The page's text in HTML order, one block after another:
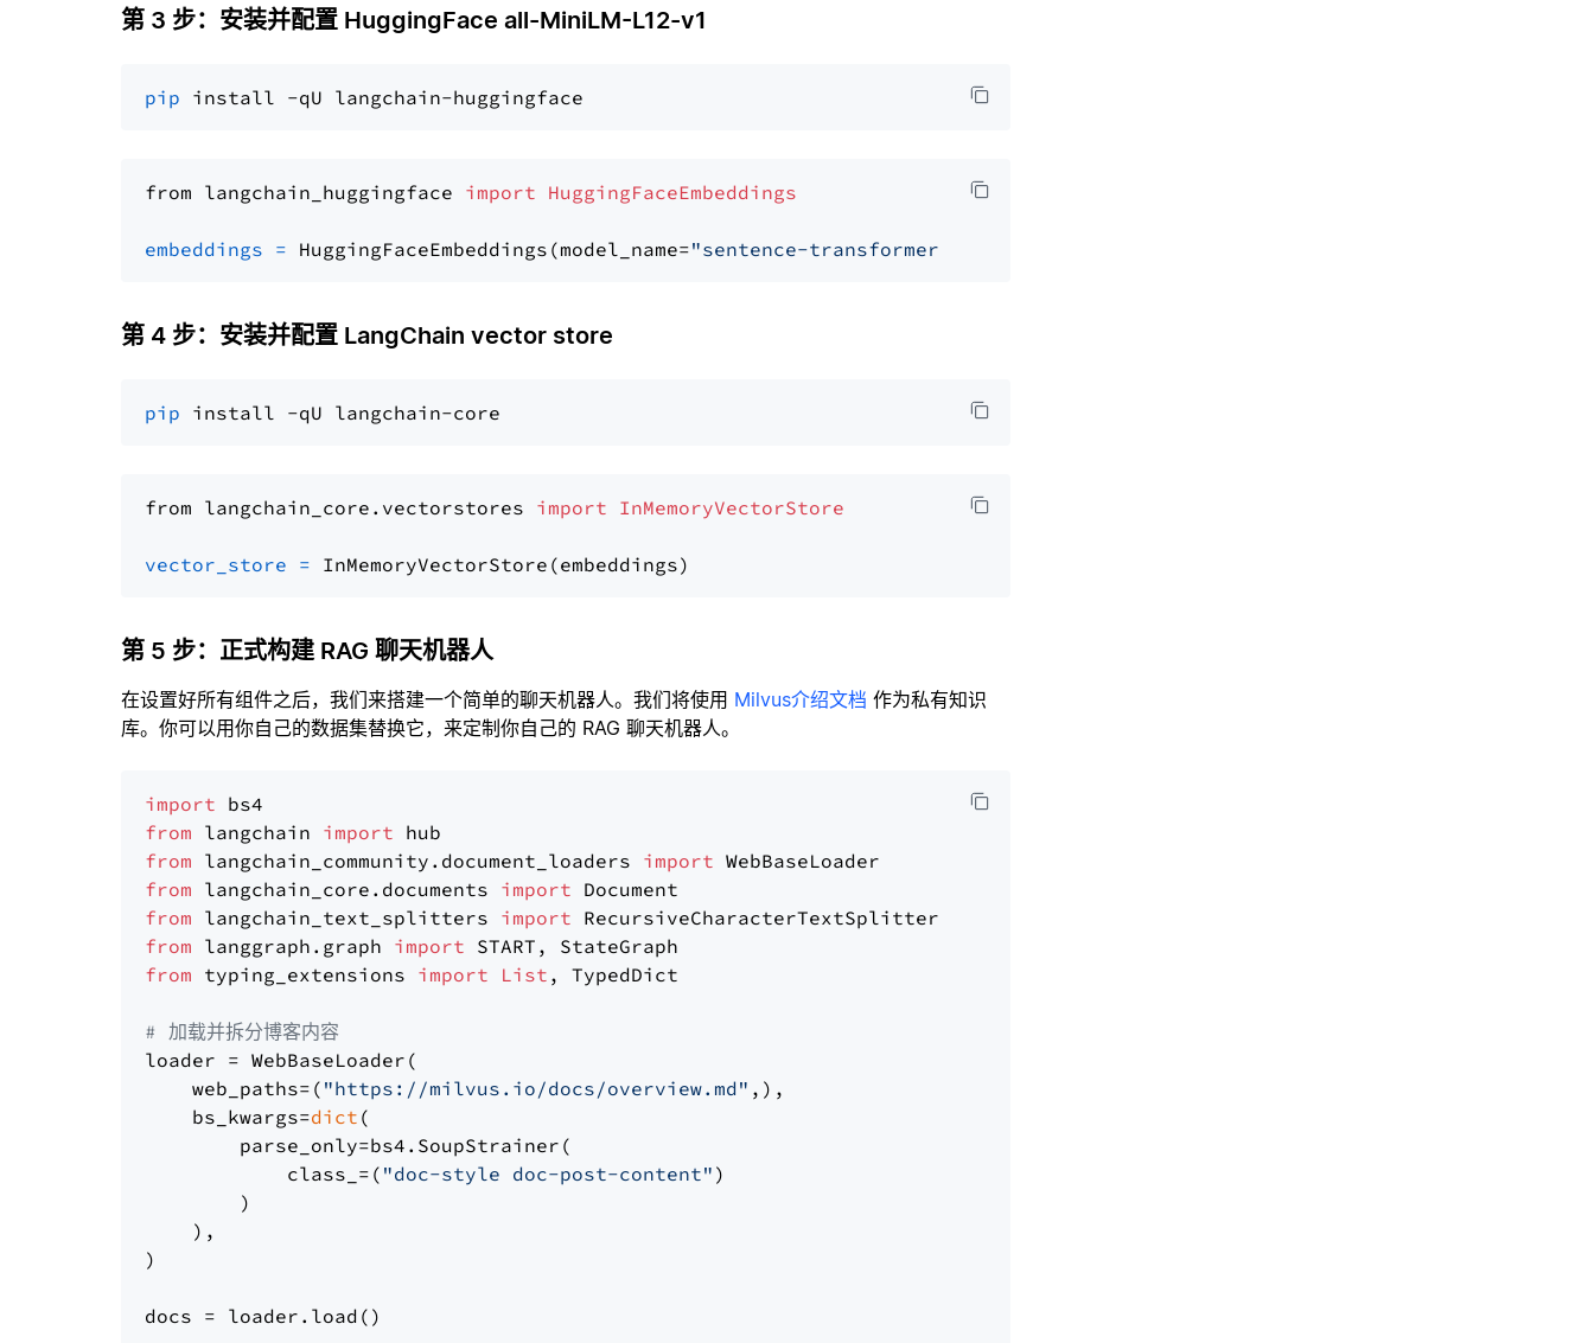
第 3 步：安装并配置 HuggingFace all-MiniLM-L12-v1
pip
from langchain_huggingface import HuggingFaceEmbeddings
embeddings = HuggingFaceEmbeddings(model_name="sentence-transformers/all-MiniLM-L12-v1"
第 4 步：安装并配置 LangChain vector store
pip
from langchain_core.vectorstores import InMemoryVectorStore
vector_store =
第 5 步：正式构建 RAG 聊天机器人
在设置好所有组件之后，我们来搭建一个简单的聊天机器人。我们将使用 Milvus介绍文档 作为私有知识
库。你可以用你自己的数据集替换它，来定制你自己的 RAG 聊天机器人。
import
from langchain import
from langchain_community.document_loaders import
from langchain_core.documents import
from langchain_text_splitters import
from langgraph.graph import
from typing_extensions import List , TypedDict
# 加载并拆分博客内容
loader = WebBaseLoader(
    web_paths=(
"https://milvus.io/docs/overview.md" ,),
    bs_kwargs=
dict (
        parse_only=bs4.SoupStrainer(
            class_=(
"doc-style doc-post-content" )
        )
    ),
)
docs = loader.load()